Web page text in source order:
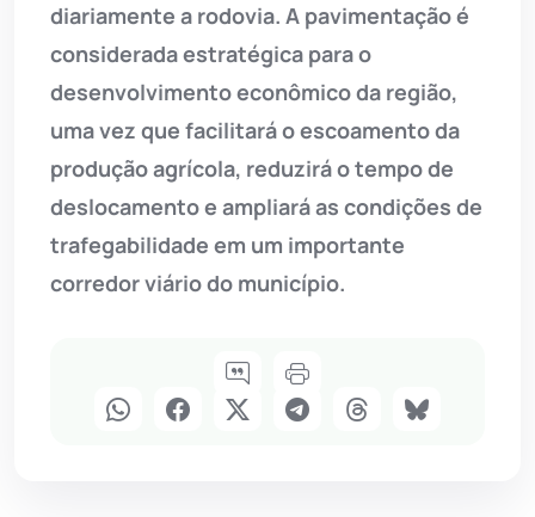
diariamente a rodovia. A pavimentação é
considerada estratégica para o
desenvolvimento econômico da região,
uma vez que facilitará o escoamento da
produção agrícola, reduzirá o tempo de
deslocamento e ampliará as condições de
trafegabilidade em um importante
corredor viário do município.